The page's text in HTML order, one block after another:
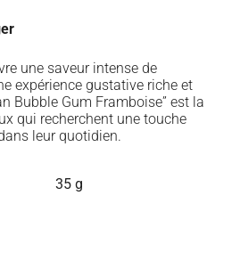
une saveur intense de
expérience gustative riche et
Bubble Gum Framboise” est la
qui recherchent une touche
leur quotidien.
35 g